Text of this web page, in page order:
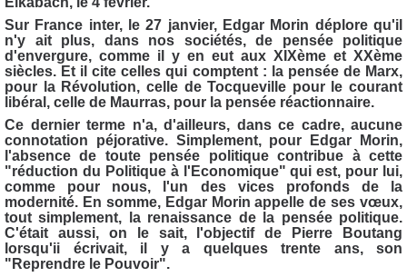
Sur France inter, le 27 janvier, Edgar Morin déplore qu'il
n'y ait plus, dans nos sociétés, de pensée politique
d'envergure, comme il y en eut aux XIXème et XXème
siècles. Et il cite celles qui comptent : la pensée de Marx,
pour la Révolution, celle de Tocqueville pour le courant
libéral, celle de Maurras, pour la pensée réactionnaire.
Ce dernier terme n'a, d'ailleurs, dans ce cadre, aucune
connotation péjorative. Simplement, pour Edgar Morin,
l'absence de toute pensée politique contribue à cette
"réduction du Politique à l'Economique" qui est, pour lui,
comme pour nous, l'un des vices profonds de la
modernité. En somme, Edgar Morin appelle de ses vœux,
tout simplement, la renaissance de la pensée politique.
C'était aussi, on le sait, l'objectif de Pierre Boutang
lorsqu'ii écrivait, il y a quelques trente ans, son
"Reprendre le Pouvoir".